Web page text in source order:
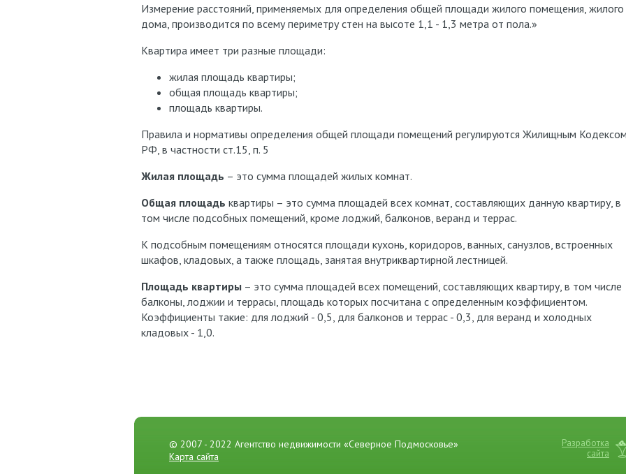
Измерение расстояний, применяемых для определения общей площади жилого помещения, жилого
дома, производится по всему периметру стен на высоте 1,1 - 1,3 метра от пола.»
Квартира имеет три разные площади:
жилая площадь квартиры;
общая площадь квартиры;
площадь квартиры.
Правила и нормативы определения общей площади помещений регулируются Жилищным
РФ, в частности ст.15, п. 5
Жилая площадь – это сумма площадей жилых комнат.
Общая площадь квартиры – это сумма площадей всех комнат, составляющих данную квартиру, в
том числе подсобных помещений, кроме лоджий, балконов, веранд и террас.
К подсобным помещениям относятся площади кухонь, коридоров, ванных, санузлов, встроенных
шкафов, кладовых, а также площадь, занятая внутриквартирной лестницей.
Площадь квартиры – это сумма площадей всех помещений, составляющих квартиру, в том числе
балконы, лоджии и террасы, площадь которых посчитана с определенным коэффициентом.
Коэффициенты такие: для лоджий - 0,5, для балконов и террас - 0,3, для веранд и холодных
кладовых - 1,0.
© 2007 - 2022 Агентство недвижимости «Северное Подмосковье»
Карта сайта
Разработка
сайта